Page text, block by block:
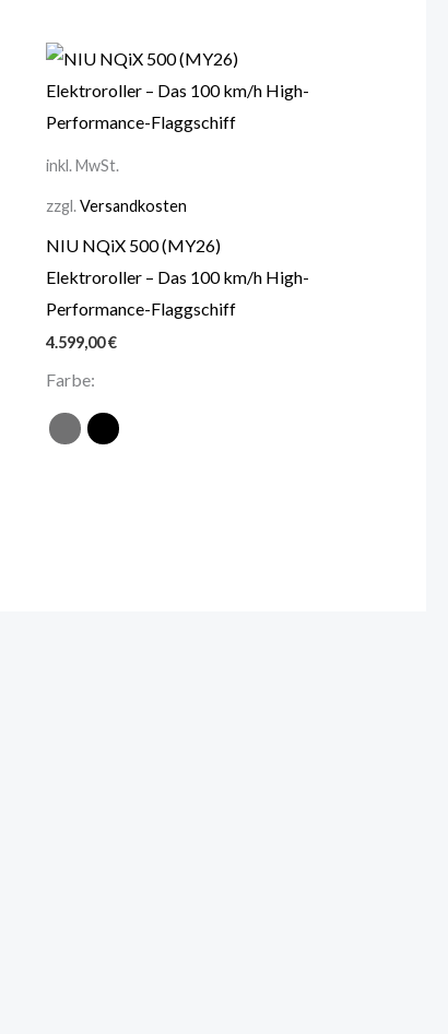
inkl. MwSt.
zzgl.Versandkosten
NIU NQiX 500 (MY26)
Elektroroller – Das 100 km/h High-
Performance-Flaggschiff
4.599,00€
Farbe: